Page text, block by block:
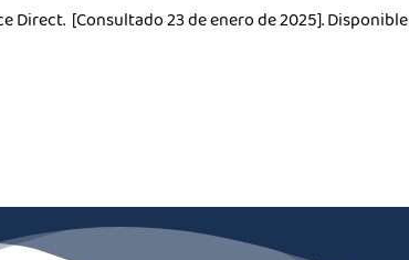
[Consultado 23 de enero de 2025]. Disponible